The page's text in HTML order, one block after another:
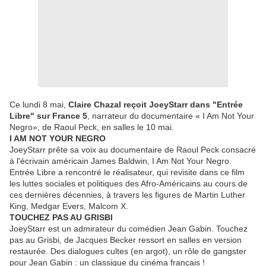
Ce lundi 8 mai, Claire Chazal reçoit JoeyStarr dans "Entrée
Libre" sur France 5 , narrateur du documentaire « I Am Not Your
Negro», de Raoul Peck, en salles le 10 mai.
I AM NOT YOUR NEGRO
JoeyStarr prête sa voix au documentaire de Raoul Peck consacré
à l'écrivain américain James Baldwin, I Am Not Your Negro.
Entrée Libre a rencontré le réalisateur, qui revisite dans ce film
les luttes sociales et politiques des Afro-Américains au cours de
ces dernières décennies, à travers les figures de Martin Luther
King, Medgar Evers, Malcom X.
TOUCHEZ PAS AU GRISBI
JoeyStarr est un admirateur du comédien Jean Gabin. Touchez
pas au Grisbi, de Jacques Becker ressort en salles en version
restaurée. Des dialogues cultes (en argot), un rôle de gangster
pour Jean Gabin : un classique du cinéma français !